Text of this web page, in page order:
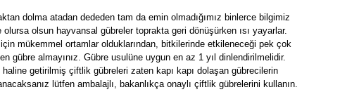
dolma atadan dededen tam da emin olmadığımız binlerce bilgimiz
olsun hayvansal gübreler toprakta geri dönüşürken ısı yayarlar.
mükemmel ortamlar olduklarından, bitkilerinde etkileneceği pek çok
gübre almayınız. Gübre usulüne uygun en az 1 yıl dinlendirilmelidir.
getirilmiş çiftlik gübreleri zaten kapı kapı dolaşan gübrecilerin
lütfen ambalajlı, bakanlıkça onaylı çiftlik gübrelerini kullanın.